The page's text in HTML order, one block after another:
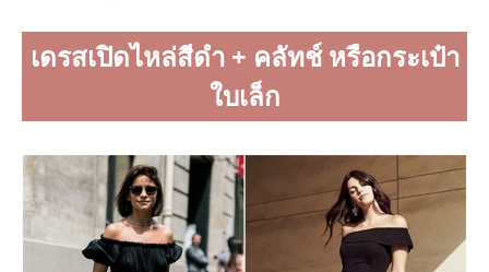
เดรสเปิดไหล่สีดำ + คลัทช์ หรือกระเป๋า
ใบเล็ก